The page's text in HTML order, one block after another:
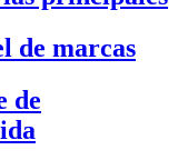
de marcas
de